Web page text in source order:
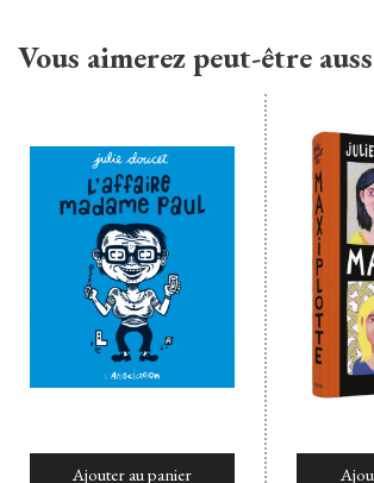
Vous aimerez peut-être
Ajouter au panier